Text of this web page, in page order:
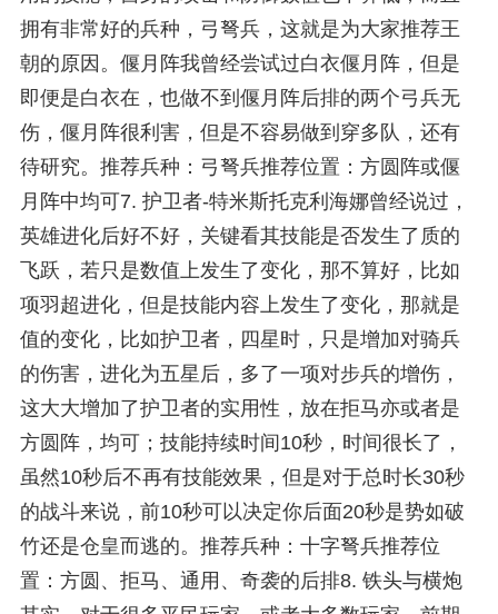
拥有非常好的兵种，弓弩兵，这就是为大家推荐王
朝的原因。偃月阵我曾经尝试过白衣偃月阵，但是
即便是白衣在，也做不到偃月阵后排的两个弓兵无
伤，偃月阵很利害，但是不容易做到穿多队，还有
待研究。推荐兵种：弓弩兵推荐位置：方圆阵或偃
月阵中均可7. 护卫者-特米斯托克利海娜曾经说过，
英雄进化后好不好，关键看其技能是否发生了质的
飞跃，若只是数值上发生了变化，那不算好，比如
项羽超进化，但是技能内容上发生了变化，那就是
值的变化，比如护卫者，四星时，只是增加对骑兵
的伤害，进化为五星后，多了一项对步兵的增伤，
这大大增加了护卫者的实用性，放在拒马亦或者是
方圆阵，均可；技能持续时间10秒，时间很长了，
虽然10秒后不再有技能效果，但是对于总时长30秒
的战斗来说，前10秒可以决定你后面20秒是势如破
竹还是仓皇而逃的。推荐兵种：十字弩兵推荐位
置：方圆、拒马、通用、奇袭的后排8. 铁头与横炮